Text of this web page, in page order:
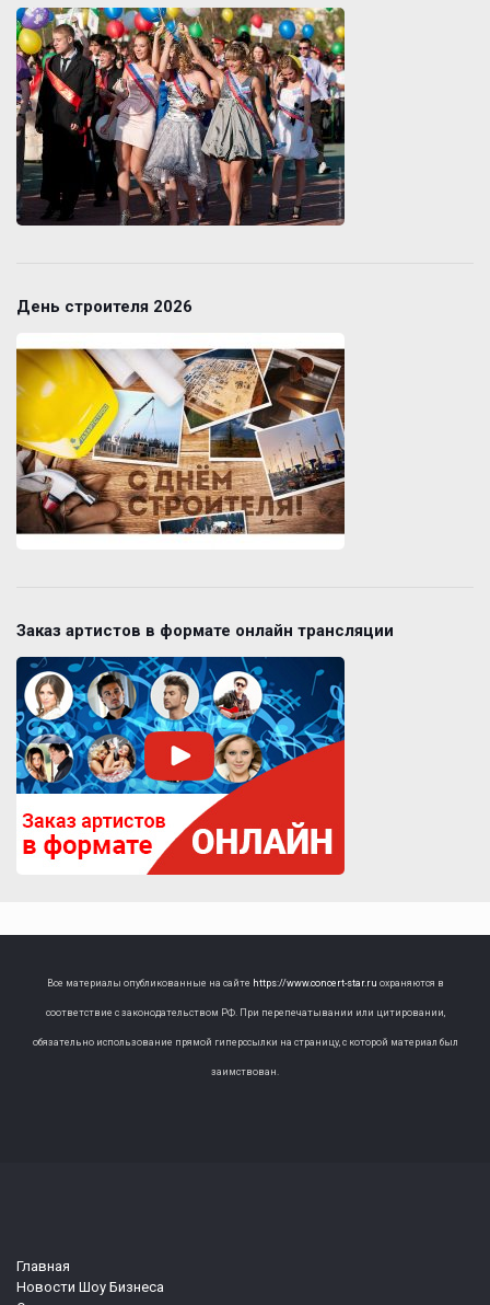
День строителя 2026
Заказ артистов в формате онлайн трансляции
Все материалы опубликованные на сайте https://www.concert-star.ru охраняются в
соответствие с законодательством РФ. При перепечатывании или цитировании,
обязательно использование прямой гиперссылки на страницу, с которой материал был
заимствован.
Главная
Новости Шоу Бизнеса